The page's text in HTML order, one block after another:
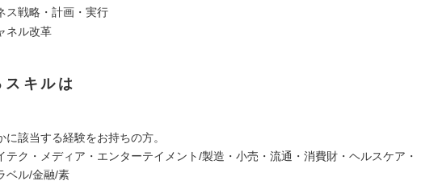
ス戦略・計画・実行
ネル改革
キルは
に該当する経験をお持ちの方。
テク・メディア・エンターテイメント/製造・小売・流通・消費財・ヘルスケア・
ベル/金融/素